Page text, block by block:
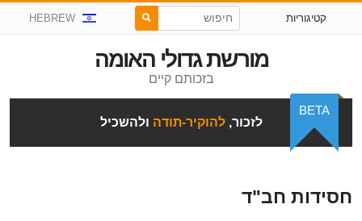
קטיגוריות HEBREW
מורשת גדולי האומה
בזכותם קיים
לזכור,להוקיר-תודה ולהשכיל
BETA
חסידות חב"ד